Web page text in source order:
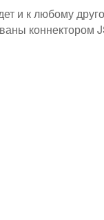
и к любому
коннектором